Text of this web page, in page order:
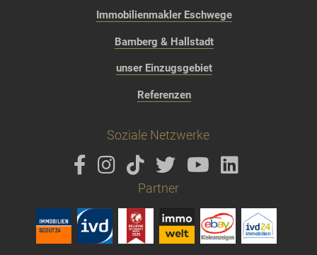
Immobilienmakler Eschwege
Bamberg & Hallstadt
unser Einzugsgebiet
Referenzen
Soziale Netzwerke
Partner